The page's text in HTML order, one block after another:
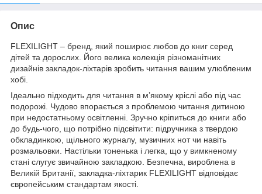
Опис
FLEXILIGHT – бренд, який поширює любов до книг серед
дітей та дорослих. Його велика колекція різноманітних
дизайнів закладок-ліхтарів зробить читання вашим улюбленим
хобі.
Ідеально підходить для читання в м’якому кріслі або під час
подорожі. Чудово впорається з проблемою читання дитиною
при недостатньому освітленні. Зручно кріпиться до книги або
до будь-чого, що потрібно підсвітити: підручника з твердою
обкладинкою, щільного журналу, музичних нот чи навіть
розмальовки. Настільки тоненька і легка, що у вимкненому
стані слугує звичайною закладкою. Безпечна, вироблена в
Великій Британії, закладка-ліхтарик FLEXILIGHT відповідає
європейським стандартам якості.